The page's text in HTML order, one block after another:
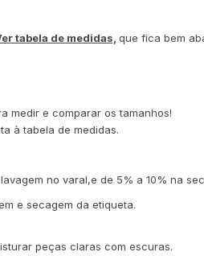
tabela de medidas, que fica bem
medir e comparar os tamanhos!
à tabela de medidas.
no varal,e de 5% a 10% na
de lavagem e
peças claras com escuras.